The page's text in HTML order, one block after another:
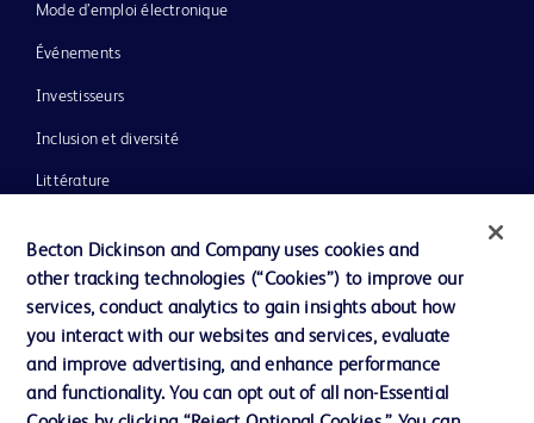
Mode d’emploi électronique
Événements
Investisseurs
Inclusion et diversité
Littérature
Notre entreprise
Éthique et conformité
Assistance
Becton Dickinson and Company uses cookies and
other tracking technologies (“Cookies”) to improve our
services, conduct analytics to gain insights about how
you interact with our websites and services, evaluate
and improve advertising, and enhance performance
and functionality. You can opt out of all non-Essential